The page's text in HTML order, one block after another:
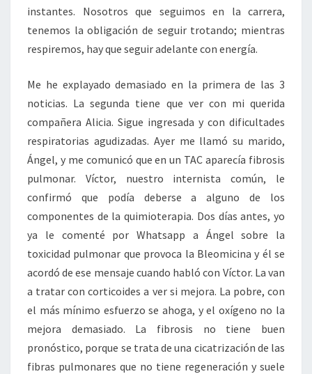
instantes. Nosotros que seguimos en la carrera,
tenemos la obligación de seguir trotando; mientras
respiremos, hay que seguir adelante con energía.
Me he explayado demasiado en la primera de las 3
noticias. La segunda tiene que ver con mi querida
compañera Alicia. Sigue ingresada y con dificultades
respiratorias agudizadas. Ayer me llamó su marido,
Ángel, y me comunicó que en un TAC aparecía fibrosis
pulmonar. Víctor, nuestro internista común, le
confirmó que podía deberse a alguno de los
componentes de la quimioterapia. Dos días antes, yo
ya le comenté por Whatsapp a Ángel sobre la
toxicidad pulmonar que provoca la Bleomicina y él se
acordó de ese mensaje cuando habló con Víctor. La van
a tratar con corticoides a ver si mejora. La pobre, con
el más mínimo esfuerzo se ahoga, y el oxígeno no la
mejora demasiado. La fibrosis no tiene buen
pronóstico, porque se trata de una cicatrización de las
fibras pulmonares que no tiene regeneración y suele